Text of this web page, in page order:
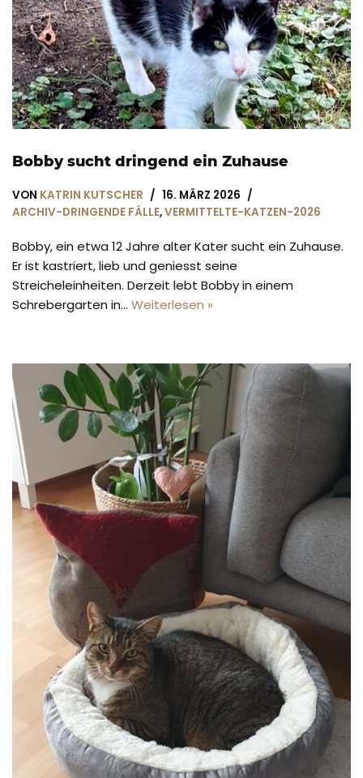
Bobby sucht dringend ein Zuhause
VON KATRIN KUTSCHER
16. MÄRZ 2026
ARCHIV-DRINGENDE FÄLLE,VERMITTELTE-KATZEN-2026
Bobby, ein etwa 12 Jahre alter Kater sucht ein Zuhause.
Er ist kastriert, lieb und geniesst seine
Streicheleinheiten. Derzeit lebt Bobby in einem
Schrebergarten in… Weiterlesen »